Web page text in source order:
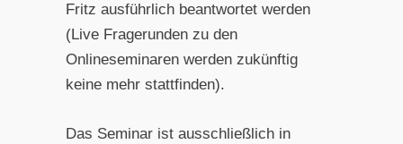
Fritz ausführlich beantwortet werden
(Live Fragerunden zu den
Onlineseminaren werden zukünftig
keine mehr stattfinden).
Das Seminar ist ausschließlich in